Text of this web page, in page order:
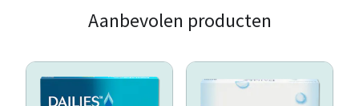
Aanbevolen producten